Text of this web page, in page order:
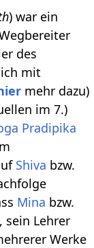
) war ein
des
mit
mehr dazu)
im 7.)
Pradipika
Shiva bzw.
Mina bzw.
, sein Lehrer
Werke